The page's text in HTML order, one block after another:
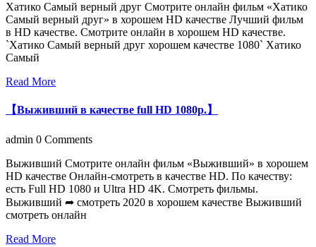
Хатико Самый верный друг Смотрите онлайн фильм «Хатико
Самый верный друг» в хорошем HD качестве Лучший фильм
в HD качестве. Смотрите онлайн в хорошем HD качестве.
`Хатико Самый верный друг хорошем качестве 1080` Хатико
Самый
Read More
【Выживший в качестве full HD 1080p.】
admin 0 Comments
Выживший Смотрите онлайн фильм «Выживший» в хорошем
HD качестве Онлайн-смотреть в качестве HD. По качеству:
есть Full HD 1080 и Ultra HD 4K. Смотреть фильмы.
Выживший ➦ смотреть 2020 в хорошем качестве Выживший
смотреть онлайн
Read More